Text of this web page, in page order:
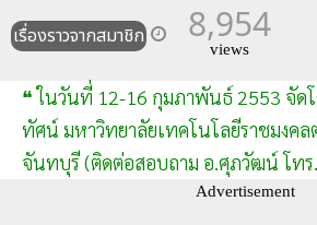
เรื่องราวจากสมาชิก 8,954
views
❝ ในวันที่ 12-16 กุมภาพันธ์ 2553 จัด
ทัศน์ มหาวิทยาลัยเทคโนโลยีราชมงคล
จันทบุรี (ติดต่อสอบถาม อ.ศุภวัฒน์ โท
Advertisement